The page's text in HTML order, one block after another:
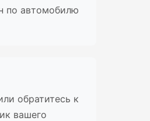
по автомобилю
обратитесь к
вашего